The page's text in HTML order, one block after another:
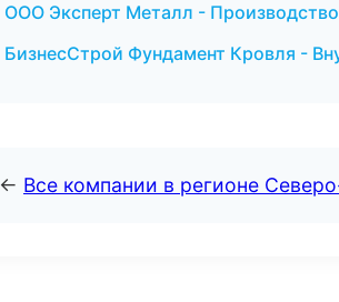
ООО Эксперт Металл -
БизнесСтрой Фундамент Кровля -
← Все компании в регионе